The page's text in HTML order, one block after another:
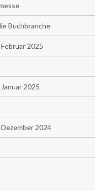
Buchbranche
2025
2025
2024